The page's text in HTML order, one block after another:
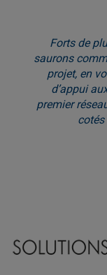
Forts de
saurons
projet, en
d’appui
premier
cotés